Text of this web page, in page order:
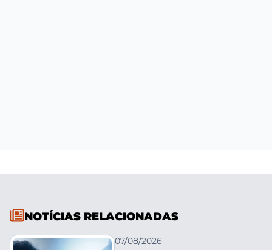
NOTÍCIAS RELACIONADAS
07/08/2026